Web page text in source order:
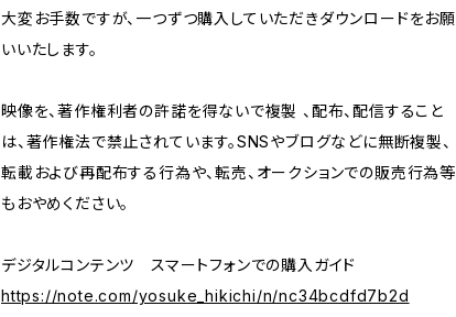
大変お手数ですが、一つずつ購入していただきダウンロードをお願
いいたします。
映像を、著作権利者の許諾を得ないで複製 、配布、配信すること
は、著作権法で禁止されています。SNSやブログなどに無断複製、
転載および再配布する行為や、転売、オークションでの販売行為等
もおやめください。
デジタルコンテンツ スマートフォンでの購入ガイド
https://note.com/yosuke_hikichi/n/nc34bcdfd7b2d